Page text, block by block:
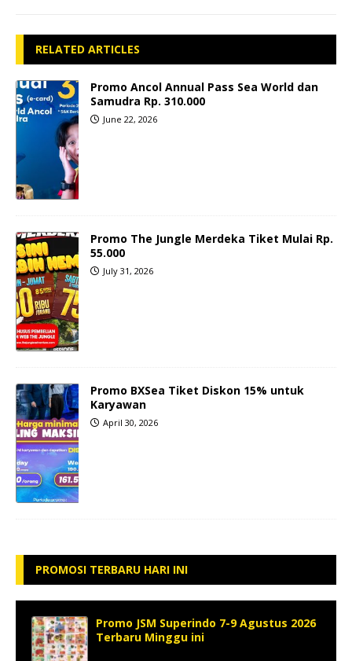
RELATED ARTICLES
Promo Ancol Annual Pass Sea World dan
Samudra Rp. 310.000
June 22, 2026
Promo The Jungle Merdeka Tiket Mulai Rp.
55.000
July 31, 2026
Promo BXSea Tiket Diskon 15% untuk
Karyawan
April 30, 2026
PROMOSI TERBARU HARI INI
Promo JSM Superindo 7-9 Agustus 2026
Terbaru Minggu ini